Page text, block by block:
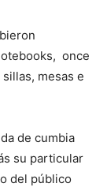
once
mesas e
de cumbia
su particular
del público